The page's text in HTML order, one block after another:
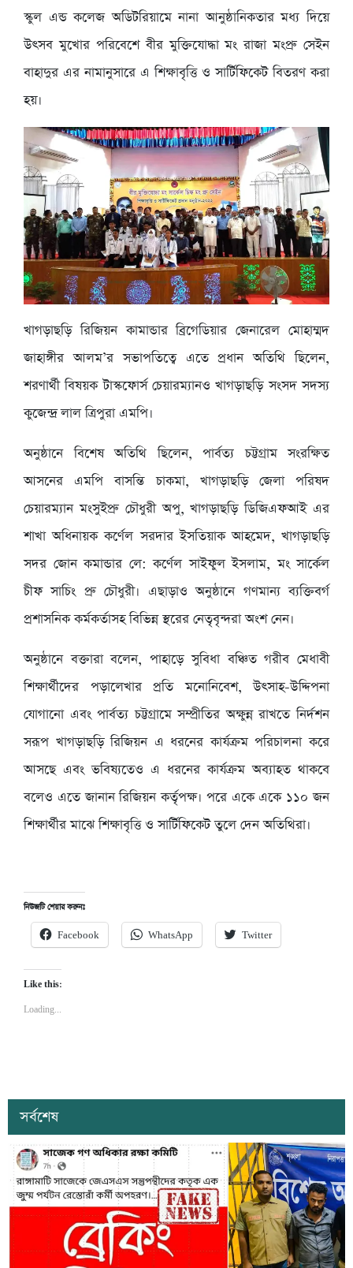
স্কুল এন্ড কলেজ অডিটরিয়ামে নানা আনুষ্ঠানিকতার মধ্য দিয়ে
উৎসব মুখোর পরিবেশে বীর মুক্তিযোদ্ধা মং রাজা মংপ্রু সেইন
বাহাদুর এর নামানুসারে এ শিক্ষাবৃত্তি ও সার্টিফিকেট বিতরণ করা
হয়।
খাগড়াছড়ি রিজিয়ন কামান্ডার ব্রিগেডিয়ার জেনারেল মোহাম্মদ
জাহাঙ্গীর আলম’র সভাপতিত্বে এতে প্রধান অতিথি ছিলেন,
শরণার্থী বিষয়ক টাস্কফোর্স চেয়ারম্যানও খাগড়াছড়ি সংসদ সদস্য
কুজেন্দ্র লাল ত্রিপুরা এমপি।
অনুষ্ঠানে বিশেষ অতিথি ছিলেন, পার্বত্য চট্টগ্রাম সংরক্ষিত
আসনের এমপি বাসন্তি চাকমা, খাগড়াছড়ি জেলা পরিষদ
চেয়ারম্যান মংসুইপ্রু চৌধুরী অপু, খাগড়াছড়ি ডিজিএফআই এর
শাখা অধিনায়ক কর্ণেল সরদার ইসতিয়াক আহমেদ, খাগড়াছড়ি
সদর জোন কমান্ডার লে: কর্ণেল সাইফুল ইসলাম, মং সার্কেল
চীফ সাচিং প্রু চৌধুরী। এছাড়াও অনুষ্ঠানে গণমান্য ব্যক্তিবর্গ
প্রশাসনিক কর্মকর্তাসহ বিভিন্ন স্থরের নেতৃবৃন্দরা অংশ নেন।
অনুষ্ঠানে বক্তারা বলেন, পাহাড়ে সুবিধা বঞ্চিত গরীব মেধাবী
শিক্ষার্থীদের পড়ালেখার প্রতি মনোনিবেশ, উৎসাহ-উদ্দিপনা
যোগানো এবং পার্বত্য চট্টগ্রামে সম্প্রীতির অক্ষুন্ন রাখতে নির্দশন
সরূপ খাগড়াছড়ি রিজিয়ন এ ধরনের কার্যক্রম পরিচালনা করে
আসছে এবং ভবিষ্যতেও এ ধরনের কার্যক্রম অব্যাহত থাকবে
বলেও এতে জানান রিজিয়ন কর্তৃপক্ষ। পরে একে একে ১১০ জন
শিক্ষার্থীর মাঝে শিক্ষাবৃত্তি ও সার্টিফিকেট তুলে দেন অতিথিরা।
নিউজটি শেয়ার করুনঃ
Facebook WhatsApp Twitter
Like this:
Loading...
সর্বশেষ